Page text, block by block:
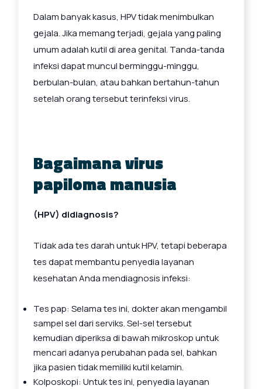
Dalam banyak kasus, HPV tidak menimbulkan
gejala. Jika memang terjadi, gejala yang paling
umum adalah kutil di area genital. Tanda-tanda
infeksi dapat muncul berminggu-minggu,
berbulan-bulan, atau bahkan bertahun-tahun
setelah orang tersebut terinfeksi virus.
Bagaimana virus
papiloma manusia
(HPV) didiagnosis?
Tidak ada tes darah untuk HPV, tetapi beberapa
tes dapat membantu penyedia layanan
kesehatan Anda mendiagnosis infeksi:
Tes pap: Selama tes ini, dokter akan mengambil
sampel sel dari serviks. Sel-sel tersebut
kemudian diperiksa di bawah mikroskop untuk
mencari adanya perubahan pada sel, bahkan
jika pasien tidak memiliki kutil kelamin.
Kolposkopi: Untuk tes ini, penyedia layanan